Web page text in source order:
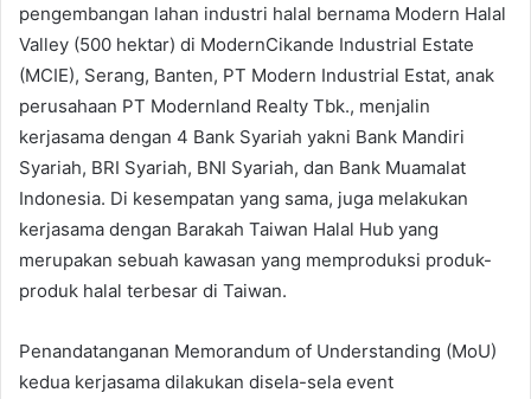
pengembangan lahan industri halal bernama Modern Halal
Valley (500 hektar) di ModernCikande Industrial Estate
(MCIE), Serang, Banten, PT Modern Industrial Estat, anak
perusahaan PT Modernland Realty Tbk., menjalin
kerjasama dengan 4 Bank Syariah yakni Bank Mandiri
Syariah, BRI Syariah, BNI Syariah, dan Bank Muamalat
Indonesia. Di kesempatan yang sama, juga melakukan
kerjasama dengan Barakah Taiwan Halal Hub yang
merupakan sebuah kawasan yang memproduksi produk-
produk halal terbesar di Taiwan.
Penandatanganan Memorandum of Understanding (MoU)
kedua kerjasama dilakukan disela-sela event